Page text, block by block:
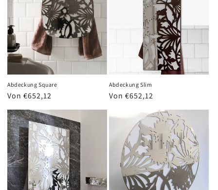
Abdeckung Square
Normaler
Von €652,12
Abdeckung Slim
Normaler
Von €652,12